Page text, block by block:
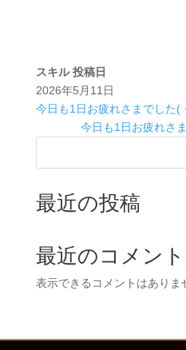
スキル 投稿日
2026年5月11日
今日も1日お疲れさまでした(
今日も1日お疲れさ
最近の投稿
最近のコメント
表示できるコメントはありま